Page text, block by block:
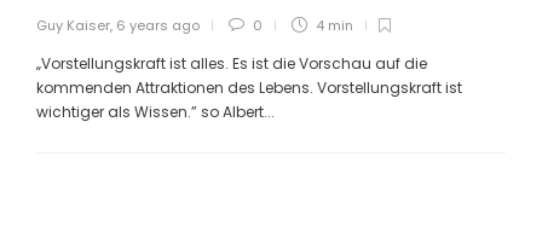
Guy Kaiser, 6 years ago 0 4 min
„Vorstellungskraft ist alles. Es ist die Vorschau auf die
kommenden Attraktionen des Lebens. Vorstellungskraft ist
wichtiger als Wissen.” so Albert...